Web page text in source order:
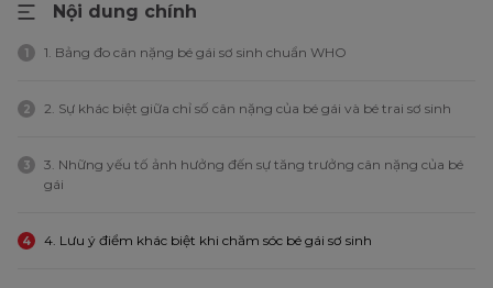
Nội dung chính
1 1. Bảng đo cân nặng bé gái sơ sinh chuẩn WHO
2 2. Sự khác biệt giữa chỉ số cân nặng của bé gái và bé trai sơ sinh
3
3. Những yếu tố ảnh hưởng đến sự tăng trưởng cân nặng của bé
gái
4 4. Lưu ý điểm khác biệt khi chăm sóc bé gái sơ sinh